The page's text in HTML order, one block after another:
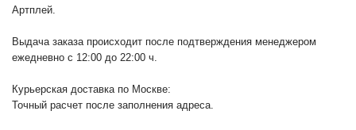
Артплей.
Выдача заказа происходит после подтверждения менеджером
ежедневно с 12:00 до 22:00 ч.
Курьерская доставка по Москве:
Точный расчет после заполнения адреса.